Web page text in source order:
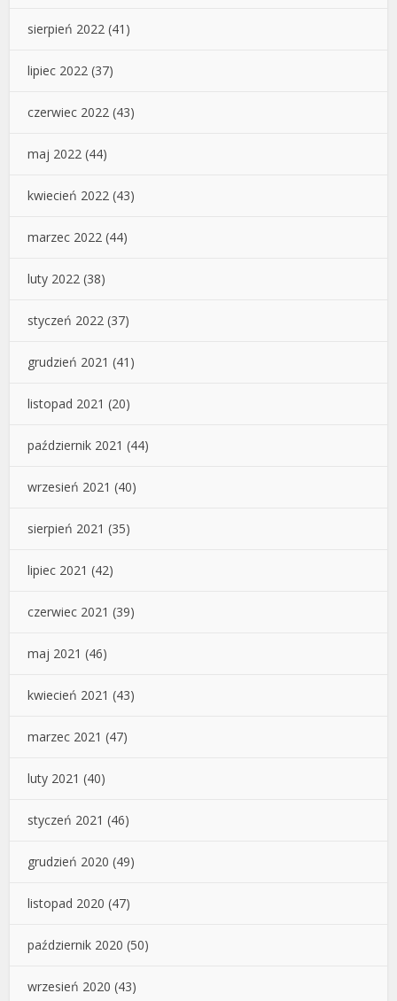
sierpień 2022 (41)
lipiec 2022 (37)
czerwiec 2022 (43)
maj 2022 (44)
kwiecień 2022 (43)
marzec 2022 (44)
luty 2022 (38)
styczeń 2022 (37)
grudzień 2021 (41)
listopad 2021 (20)
październik 2021 (44)
wrzesień 2021 (40)
sierpień 2021 (35)
lipiec 2021 (42)
czerwiec 2021 (39)
maj 2021 (46)
kwiecień 2021 (43)
marzec 2021 (47)
luty 2021 (40)
styczeń 2021 (46)
grudzień 2020 (49)
listopad 2020 (47)
październik 2020 (50)
wrzesień 2020 (43)